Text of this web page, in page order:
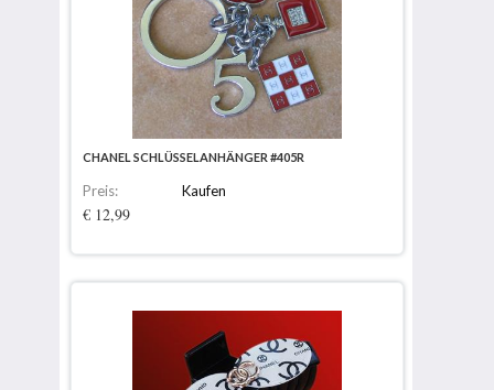
CHANEL SCHLÜSSELANHÄNGER #405R
Preis:
€ 12,99
Kaufen